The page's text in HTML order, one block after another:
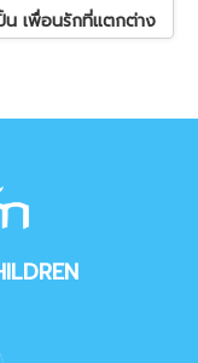
เพื่อนรักที่แตกต่าง